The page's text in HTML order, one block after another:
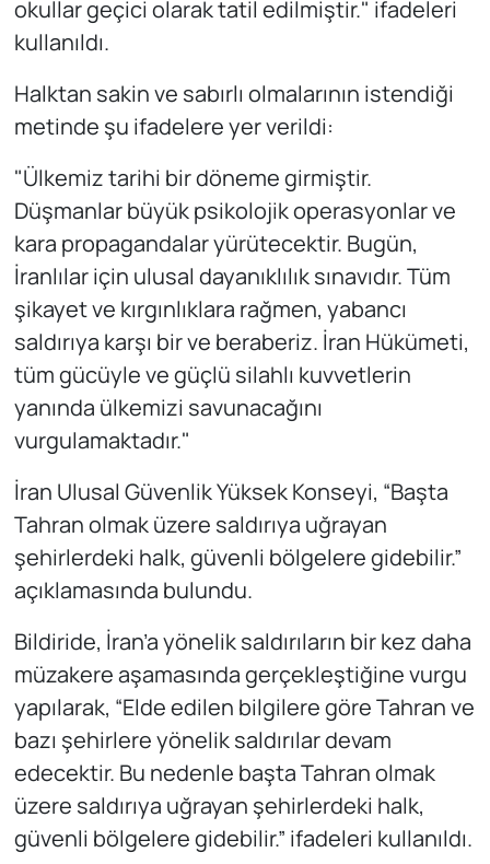
okullar geçici olarak tatil edilmiştir." ifadeleri
kullanıldı.
Halktan sakin ve sabırlı olmalarının istendiği
metinde şu ifadelere yer verildi:
"Ülkemiz tarihi bir döneme girmiştir.
Düşmanlar büyük psikolojik operasyonlar ve
kara propagandalar yürütecektir. Bugün,
İranlılar için ulusal dayanıklılık sınavıdır. Tüm
şikayet ve kırgınlıklara rağmen, yabancı
saldırıya karşı bir ve beraberiz. İran Hükümeti,
tüm gücüyle ve güçlü silahlı kuvvetlerin
yanında ülkemizi savunacağını
vurgulamaktadır."
İran Ulusal Güvenlik Yüksek Konseyi, “Başta
Tahran olmak üzere saldırıya uğrayan
şehirlerdeki halk, güvenli bölgelere gidebilir.”
açıklamasında bulundu.
Bildiride, İran’a yönelik saldırıların bir kez daha
müzakere aşamasında gerçekleştiğine vurgu
yapılarak, “Elde edilen bilgilere göre Tahran ve
bazı şehirlere yönelik saldırılar devam
edecektir. Bu nedenle başta Tahran olmak
üzere saldırıya uğrayan şehirlerdeki halk,
güvenli bölgelere gidebilir.” ifadeleri kullanıldı.